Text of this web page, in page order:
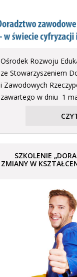
Ośrodek Rozwoju
ze Stowarzyszeniem
i Zawodowych
zawartego w dniu 1
SZKOLENIE
ZMIANY W